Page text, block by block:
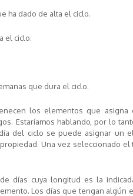
ha dado de alta el ciclo.
el ciclo.
que dura el ciclo.
los elementos que
Estaríamos hablando, por lo
del ciclo se puede asignar un
Una vez seleccionado el
días cuya longitud es la
Los días que tengan algún